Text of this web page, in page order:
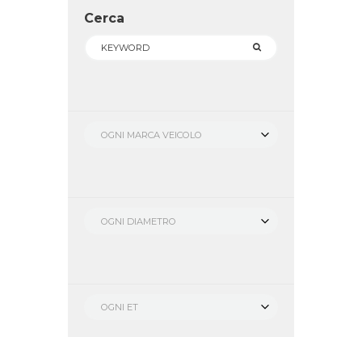
Cerca
OGNI MARCA VEICOLO
OGNI DIAMETRO
OGNI ET